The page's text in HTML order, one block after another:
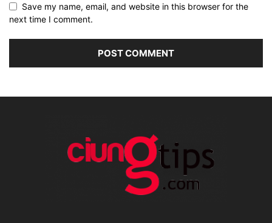
Save my name, email, and website in this browser for the
next time I comment.